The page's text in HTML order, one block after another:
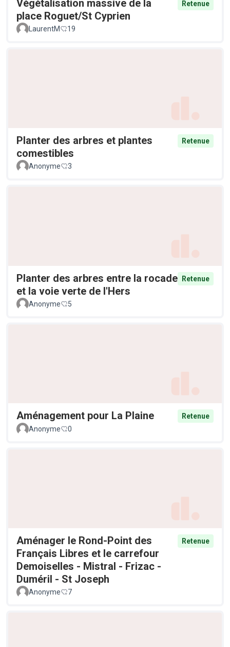
Végétalisation massive de la
place Roguet/St Cyprien
Retenue
LaurentM 19
Planter des arbres et plantes
comestibles
Retenue
Anonyme 3
Planter des arbres entre la rocade
et la voie verte de l'Hers
Retenue
Anonyme 5
Aménagement pour La Plaine
Retenue
Anonyme
0
Aménager le Rond-Point des
Français Libres et le carrefour
Demoiselles - Mistral - Frizac -
Duméril - St Joseph
Retenue
Anonyme 7